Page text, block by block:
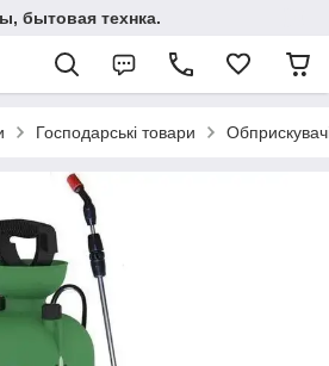
бытовая технка.
Господарські товари